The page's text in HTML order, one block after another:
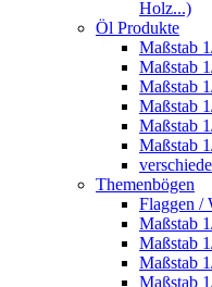
Holz...)
Öl Produkte
Maßstab
Maßstab
Maßstab
Maßstab
Maßstab
Maßstab
Themenbögen
Flaggen /
Maßstab
Maßstab
Maßstab
Maßstab